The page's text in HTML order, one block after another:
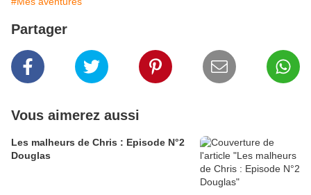
Partager
Vous aimerez aussi
Les malheurs de Chris : Episode N°2
Douglas